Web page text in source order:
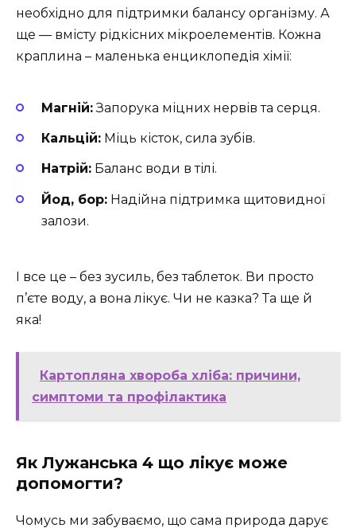
необхідно для підтримки балансу організму. А
ще — вмісту рідкісних мікроелементів. Кожна
краплина – маленька енциклопедія хімії:
Магній:Запорука міцних нервів та серця.
Кальцій: Міць кісток, сила зубів.
Натрій: Баланс води в тілі.
Йод, бор: Надійна підтримка щитовидної
залози.
І все це – без зусиль, без таблеток. Ви просто
п’єте воду, а вона лікує. Чи не казка? Та ще й
яка!
Картопляна хвороба хліба: причини,
симптоми та профілактика
Як Лужанська 4 що лікує може
допомогти?
Чомусь ми забуваємо, що сама природа дарує